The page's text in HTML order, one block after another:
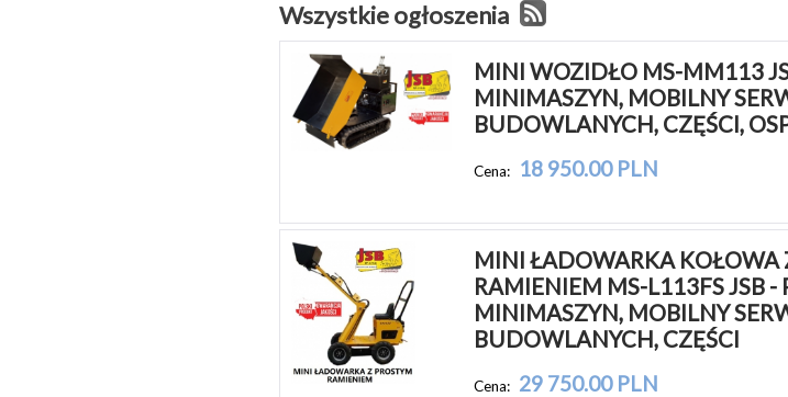
Wszystkie ogłoszenia
MINI WOZIDŁO MS-MM113
MINIMASZYN, MOBILNY
BUDOWLANYCH, CZĘŚCI,
Cena: 18 950.00 PLN
MINI ŁADOWARKA KOŁOWA
RAMIENIEM MS-L113FS JSB -
MINIMASZYN, MOBILNY
BUDOWLANYCH, CZĘŚCI
Cena: 29 750.00 PLN